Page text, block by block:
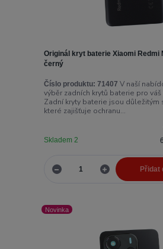
Originál kryt baterie Xiaomi Redmi
černý
Číslo produktu: 71407 V naší
výběr zadních krytů baterie pro
Zadní kryty baterie jsou důležitým
které zajišťuje ochranu...
Skladem 2
Přidat
Novinka